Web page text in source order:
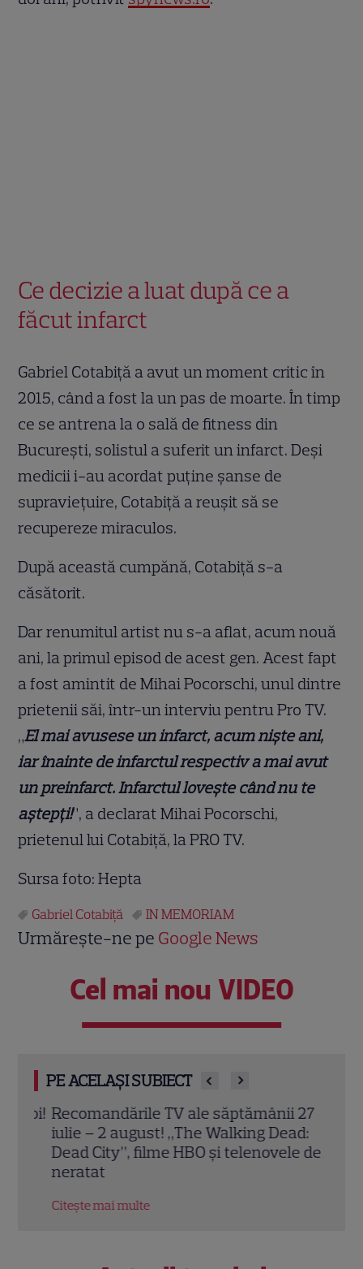
Ce decizie a luat după ce a
făcut infarct
Gabriel Cotabiță a avut un moment critic în
2015, când a fost la un pas de moarte. În timp
ce se antrena la o sală de fitness din
București, solistul a suferit un infarct. Deși
medicii i-au acordat puține șanse de
supraviețuire, Cotabiță a reușit să se
recupereze miraculos.
După această cumpănă, Cotabiță s-a
căsătorit.
Dar renumitul artist nu s-a aflat, acum nouă
ani, la primul episod de acest gen. Acest fapt
a fost amintit de Mihai Pocorschi, unul dintre
prietenii săi, într-un interviu pentru Pro TV.
„El mai avusese un infarct, acum nişte ani,
iar înainte de infarctul respectiv a mai avut
un preinfarct. Infarctul loveşte când nu te
aștepți!”, a declarat Mihai Pocorschi,
prietenul lui Cotabiţă, la PRO TV.
Sursa foto: Hepta
Gabriel Cotabiţă IN MEMORIAM
Urmărește-ne pe Google News
Cel mai nou VIDEO
PE ACELAȘI SUBIECT
Recomandările TV ale săptămânii 27
iulie – 2 august! „The Walking Dead:
Dead City”, filme HBO și telenovele de
neratat
Citește mai multe